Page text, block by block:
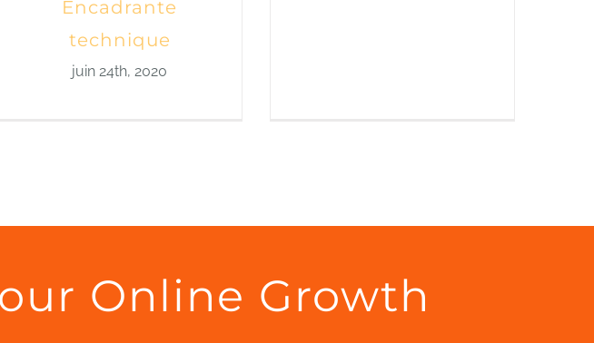
Encadrante
technique
juin 24th, 2020
Online Growth